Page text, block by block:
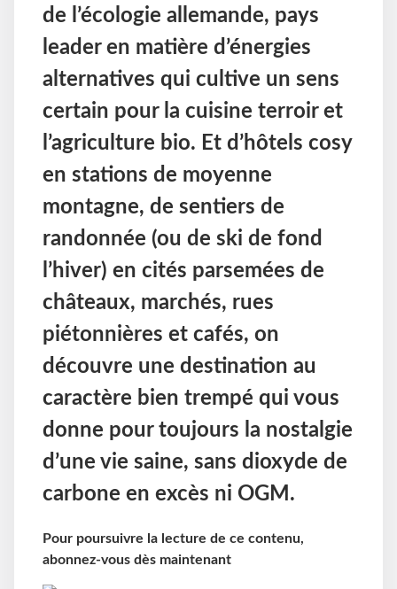
de l’écologie allemande, pays
leader en matière d’énergies
alternatives qui cultive un sens
certain pour la cuisine terroir et
l’agriculture bio. Et d’hôtels cosy
en stations de moyenne
montagne, de sentiers de
randonnée (ou de ski de fond
l’hiver) en cités parsemées de
châteaux, marchés, rues
piétonnières et cafés, on
découvre une destination au
caractère bien trempé qui vous
donne pour toujours la nostalgie
d’une vie saine, sans dioxyde de
carbone en excès ni OGM.
Pour poursuivre la lecture de ce contenu,
abonnez-vous dès maintenant